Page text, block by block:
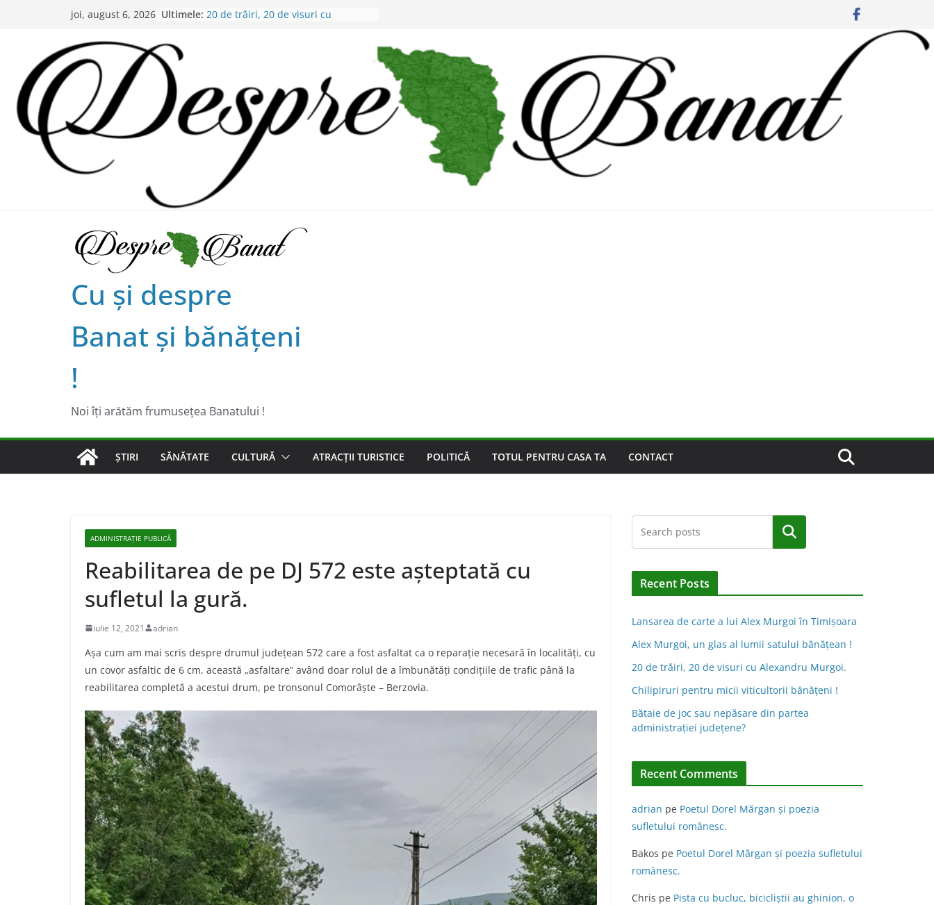
joi, august 6, 2026 Ultimele: 20 de trăiri, 20 de visuri cu
partea administraţiei judeţene?
Lansarea de carte a lui Alex Murgoi
în Timișoara
Alex Murgoi, un glas al lumii
satului bănățean !
Cu şi despre
Banat şi bănăţeni
!
Noi îţi arătăm frumuseţea Banatului !
ȘTIRI SĂNĂTATE CULTURĂ ATRACȚII TURISTICE POLITICĂ TOTUL PENTRU CASA TA CONTACT
ADMINISTRAŢIE PUBLICĂ
Reabilitarea de pe DJ 572 este așteptată cu
sufletul la gură.
iulie 12, 2021 adrian
Așa cum am mai scris despre drumul județean 572 care a fost asfaltat ca o reparație necesară în localități, cu
un covor asfaltic de 6 cm, această „asfaltare” având doar rolul de a îmbunătăți condițiile de trafic până la
reabilitarea completă a acestui drum, pe tronsonul Comorâşte – Berzovia.
Caută
Recent Posts
Lansarea de carte a lui Alex Murgoi în Timișoara
Alex Murgoi, un glas al lumii satului bănățean !
20 de trăiri, 20 de visuri cu Alexandru Murgoi.
Chilipiruri pentru micii viticultorii bănăţeni !
Bătaie de joc sau nepăsare din partea
administraţiei judeţene?
Recent Comments
adrian pe Poetul Dorel Mărgan şi poezia
sufletului românesc.
Bakos pe Poetul Dorel Mărgan şi poezia sufletului
românesc.
Chris pe Pista cu bucluc, bicicliștii au ghinion, o